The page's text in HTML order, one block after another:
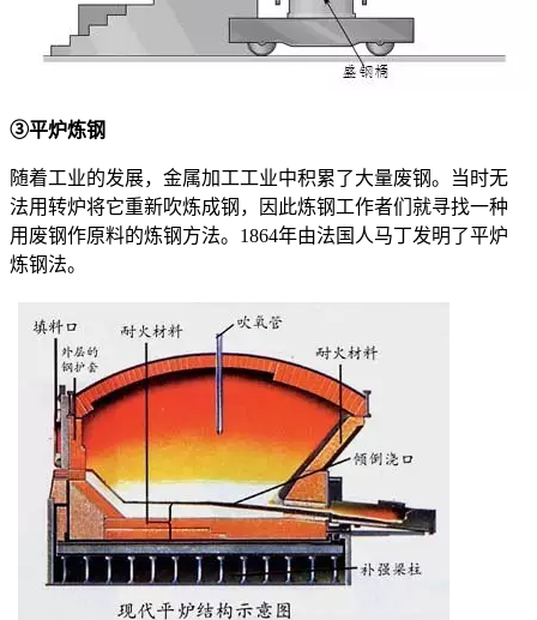
③平炉炼钢
随着工业的发展，金属加工工业中积累了大量废钢。当时无
法用转炉将它重新吹炼成钢，因此炼钢工作者们就寻找一种
用废钢作原料的炼钢方法。1864年由法国人马丁发明了平炉
炼钢法。